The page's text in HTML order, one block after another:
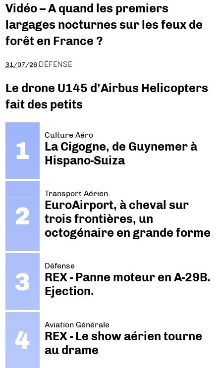
Vidéo – A quand les premiers
largages nocturnes sur les feux de
forêt en France ?
31/07/26 DÉFENSE
Le drone U145 d’Airbus Helicopters
fait des petits
Culture Aéro
La Cigogne, de Guynemer à
Hispano-Suiza
Transport Aérien
EuroAirport, à cheval sur
trois frontières, un
octogénaire en grande forme
Défense
REX - Panne moteur en A-29B.
Ejection.
Aviation Générale
REX - Le show aérien tourne
au drame